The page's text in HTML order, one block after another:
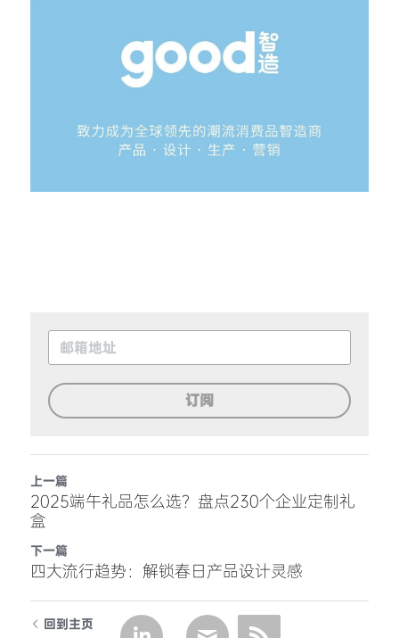
订阅
上一篇
2025端午礼品怎么选？盘点230个企业定制礼
盒
下一篇
四大流行趋势：解锁春日产品设计灵感
回到主页